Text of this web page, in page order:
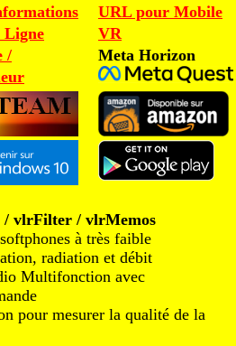
Ligne
/
URL pour Mobile
VR
Meta Horizon
/ vlrFilter / vlrMemos
à très faible
radiation et débit
Multifonction avec
pour mesurer la qualité de la